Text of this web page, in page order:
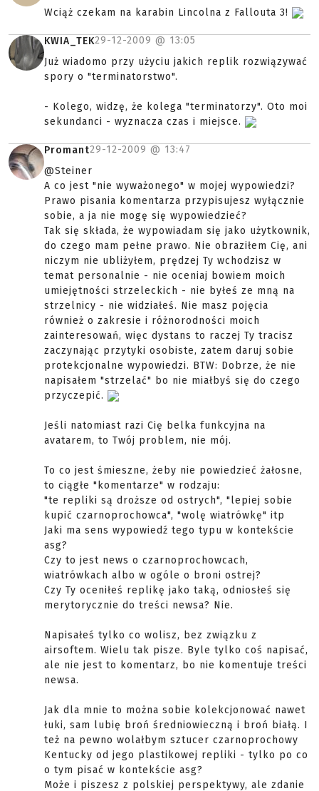
Wciąż czekam na karabin Lincolna z Fallouta 3!
KWIA_TEK29-12-2009 @ 13:05
Już wiadomo przy użyciu jakich replik rozwiązywać
spory o "terminatorstwo".
- Kolego, widzę, że kolega "terminatorzy". Oto moi
sekundanci - wyznacza czas i miejsce.
Promant29-12-2009 @ 13:47
@Steiner
A co jest "nie wyważonego" w mojej wypowiedzi?
Prawo pisania komentarza przypisujesz wyłącznie
sobie, a ja nie mogę się wypowiedzieć?
Tak się składa, że wypowiadam się jako użytkownik,
do czego mam pełne prawo. Nie obraziłem Cię, ani
niczym nie ubliżyłem, prędzej Ty wchodzisz w
temat personalnie - nie oceniaj bowiem moich
umiejętności strzeleckich - nie byłeś ze mną na
strzelnicy - nie widziałeś. Nie masz pojęcia
również o zakresie i różnorodności moich
zainteresowań, więc dystans to raczej Ty tracisz
zaczynając przytyki osobiste, zatem daruj sobie
protekcjonalne wypowiedzi. BTW: Dobrze, że nie
napisałem "strzelać" bo nie miałbyś się do czego
przyczepić.
Jeśli natomiast razi Cię belka funkcyjna na
avatarem, to Twój problem, nie mój.
To co jest śmieszne, żeby nie powiedzieć żałosne,
to ciągłe "komentarze" w rodzaju:
"te repliki są droższe od ostrych", "lepiej sobie
kupić czarnoprochowca", "wolę wiatrówkę" itp
Jaki ma sens wypowiedź tego typu w kontekście
asg?
Czy to jest news o czarnoprochowcach,
wiatrówkach albo w ogóle o broni ostrej?
Czy Ty oceniłeś replikę jako taką, odniosłeś się
merytorycznie do treści newsa? Nie.
Napisałeś tylko co wolisz, bez związku z
airsoftem. Wielu tak pisze. Byle tylko coś napisać,
ale nie jest to komentarz, bo nie komentuje treści
newsa.
Jak dla mnie to można sobie kolekcjonować nawet
łuki, sam lubię broń średniowieczną i broń białą. I
też na pewno wolałbym sztucer czarnoprochowy
Kentucky od jego plastikowej repliki - tylko po co
o tym pisać w kontekście asg?
Może i piszesz z polskiej perspektywy, ale zdanie